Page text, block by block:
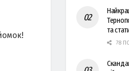
та
78